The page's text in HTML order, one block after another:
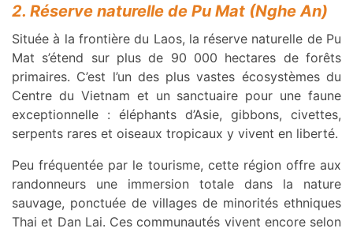
2. Réserve naturelle de Pu Mat (Nghe An)
Située à la frontière du Laos, la réserve naturelle de Pu
Mat s’étend sur plus de 90 000 hectares de forêts
primaires. C’est l’un des plus vastes écosystèmes du
Centre du Vietnam et un sanctuaire pour une faune
exceptionnelle : éléphants d’Asie, gibbons, civettes,
serpents rares et oiseaux tropicaux y vivent en liberté.
Peu fréquentée par le tourisme, cette région offre aux
randonneurs une immersion totale dans la nature
sauvage, ponctuée de villages de minorités ethniques
Thai et Dan Lai. Ces communautés vivent encore selon